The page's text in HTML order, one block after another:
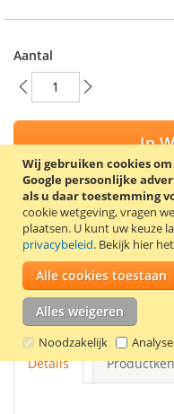
Wij gebruiken cookies
Google persoonlijke
als u daar toestemming
cookie wetgeving, vragen
plaatsen. U kunt uw keuze
privacybeleid. Bekijk hier het
Alle cookies toestaan
Alles weigeren
Noodzakelijk Analyse
Aantal
In
VOEG
Stijlvolle book case voor
roze.
Details